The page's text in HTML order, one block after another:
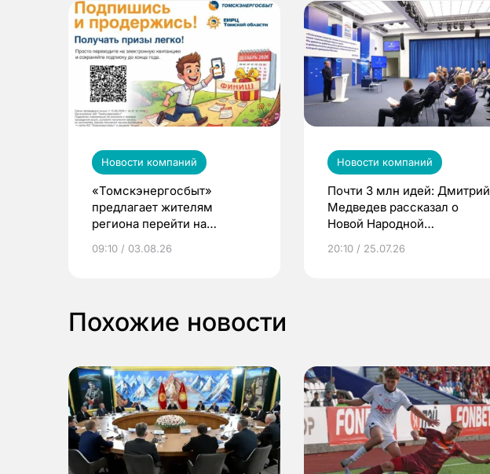
Новости компаний
«Томскэнергосбыт»
предлагает жителям
региона перейти на
выиграть призы
09:10 / 03.08.26
Новости компаний
Почти 3 млн идей: Дмитрий
Медведев рассказал о
Новой Народной
20:10 / 25.07.26
Похожие новости